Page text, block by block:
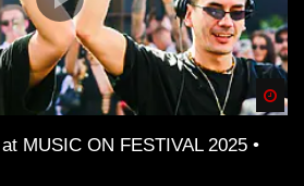
MUSIC ON FESTIVAL 2025 •